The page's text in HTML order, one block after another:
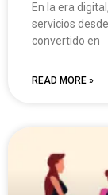
En la era
servicios
convertido en
READ MORE »